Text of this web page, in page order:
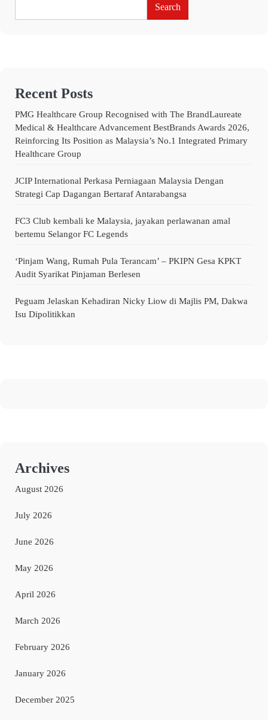
Search
Recent Posts
PMG Healthcare Group Recognised with The BrandLaureate
Medical & Healthcare Advancement BestBrands Awards 2026,
Reinforcing Its Position as Malaysia’s No.1 Integrated Primary
Healthcare Group
JCIP International Perkasa Perniagaan Malaysia Dengan
Strategi Cap Dagangan Bertaraf Antarabangsa
FC3 Club kembali ke Malaysia, jayakan perlawanan amal
bertemu Selangor FC Legends
‘Pinjam Wang, Rumah Pula Terancam’ – PKIPN Gesa KPKT
Audit Syarikat Pinjaman Berlesen
Peguam Jelaskan Kehadiran Nicky Liow di Majlis PM, Dakwa
Isu Dipolitikkan
Archives
August 2026
July 2026
June 2026
May 2026
April 2026
March 2026
February 2026
January 2026
December 2025